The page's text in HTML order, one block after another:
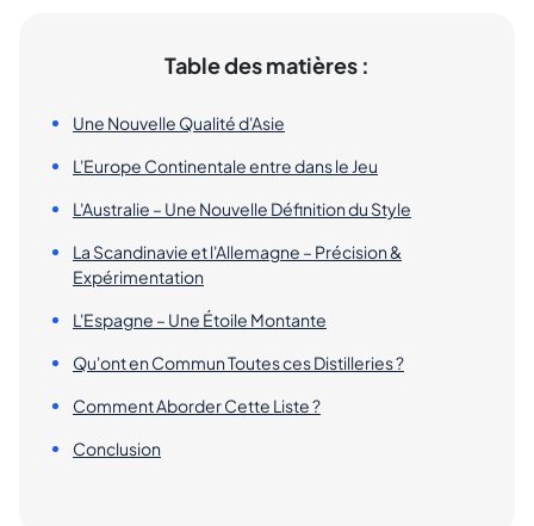
Table des matières :
Une Nouvelle Qualité d'Asie
L'Europe Continentale entre dans le Jeu
L'Australie – Une Nouvelle Définition du Style
La Scandinavie et l'Allemagne – Précision &
Expérimentation
L'Espagne – Une Étoile Montante
Qu'ont en Commun Toutes ces Distilleries ?
Comment Aborder Cette Liste ?
Conclusion